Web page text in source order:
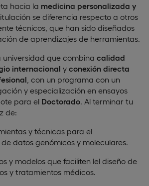
hacia la medicina personalizada y
se diferencia respecto a otros
técnicos, que han sido diseñados
de aprendizajes de herramientas.
universidad que combina calidad
internacional y conexión directa
, con un programa con un
y especialización en ensayos
para el Doctorado. Al terminar tu
de:
y técnicas para el
datos genómicos y moleculares.
y modelos que faciliten lel diseño de
y tratamientos médicos.